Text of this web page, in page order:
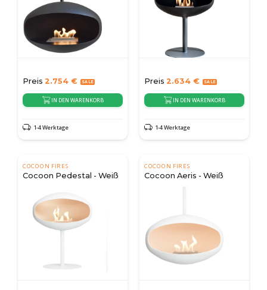
Preis 2.754 €
IN DEN WARENKORB
1-4 Werktage
Preis 2.634 €
IN DEN WARENKORB
1-4 Werktage
COCOON FIRES
Cocoon Pedestal - Weiß
COCOON FIRES
Cocoon Aeris - Weiß